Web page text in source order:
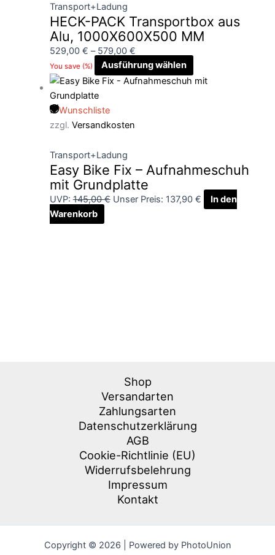
Transport+Ladung
HECK-PACK Transportbox aus
Alu, 1000X600X500 MM
529,00 € – 579,00 €
You save (%) Ausführung wählen
Wunschliste
zzgl. Versandkosten
Transport+Ladung
Easy Bike Fix – Aufnahmeschuh
mit Grundplatte
UVP: 145,00€ Unser Preis: 137,90 €
In den
Warenkorb
Shop
Versandarten
Zahlungsarten
Datenschutzerklärung
AGB
Cookie-Richtlinie (EU)
Widerrufsbelehrung
Impressum
Kontakt
Copyright © 2026 | Powered by PhotoUnion